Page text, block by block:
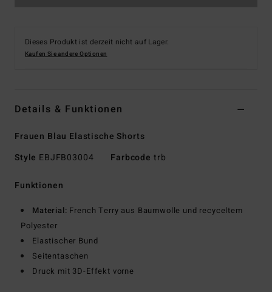
Dieses Produkt ist derzeit nicht auf Lager.
Kaufen Sie andere Optionen
Details & Funktionen
Frauen Blau Elastische Shorts
Style EBJFB03004 Farbcode trb
Funktionen
Material: French Terry aus Baumwolle und recyceltem
Polyester
Elastischer Bund
Seitentaschen
Druck mit 3D-Effekt vorne